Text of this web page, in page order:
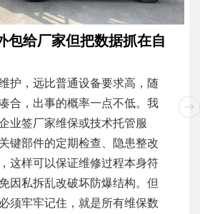
包给厂家但把数据抓在自
护，远比普通设备要求高，随
合，出事的概率一点不低。我
业签厂家维保或技术托管服
键部件的定期检查、隐患整改
这样可以保证维修过程本身符
因私拆乱改破坏防爆结构。但
须牢牢记住，就是所有维保数